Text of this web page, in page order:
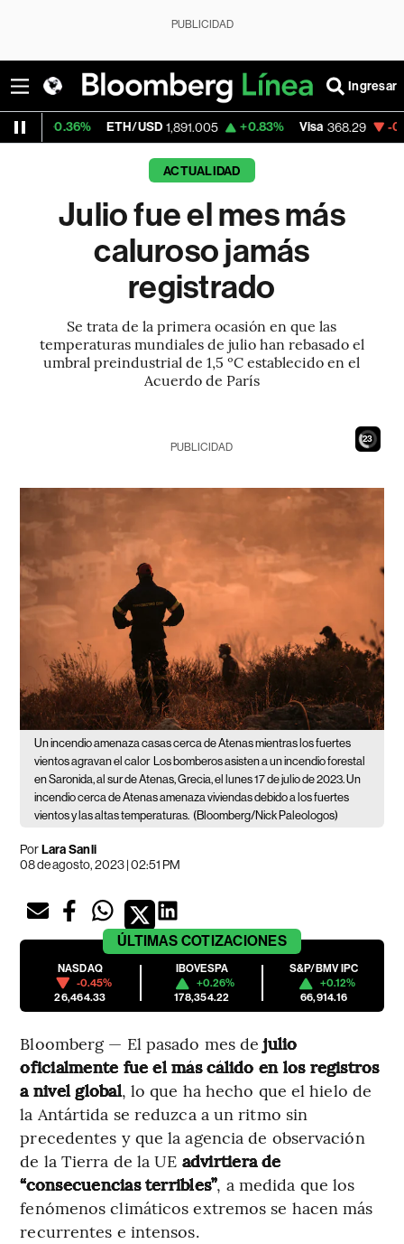
PUBLICIDAD
Ingresar
ETH/USD 1,891.005 +0.83% Visa 368.29 -0.35%
ACTUALIDAD
Julio fue el mes más
caluroso jamás
registrado
Se trata de la primera ocasión en que las
temperaturas mundiales de julio han rebasado el
umbral preindustrial de 1,5 ºC establecido en el
Acuerdo de París
21
PUBLICIDAD
Un incendio amenaza casas cerca de Atenas mientras los fuertes
vientos agravan el calor Los bomberos asisten a un incendio forestal
en Saronida, al sur de Atenas, Grecia, el lunes 17 de julio de 2023. Un
incendio cerca de Atenas amenaza viviendas debido a los fuertes
vientos y las altas temperaturas. (Bloomberg/Nick Paleologos)
PorLara Sanli
08 de agosto, 2023 | 02:51 PM
ÚLTIMAS COTIZACIONES
NASDAQ
-0.45%
26,464.33
IBOVESPA
+0.26%
178,354.22
S&P/BMV IPC
+0.12%
66,914.16
Bloomberg — El pasado mes dejulio
oficialmente fue el más cálido en los registros
a nivel global, lo que ha hecho que el hielo de
la Antártida se reduzca a un ritmo sin
precedentes y que la agencia de observación
de la Tierra de la UE advirtiera de
“consecuencias terribles”, a medida que los
fenómenos climáticos extremos se hacen más
recurrentes e intensos.